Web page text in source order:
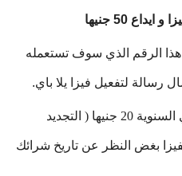
رسالة لتفعيل فيزا يلا باي.
مصاريف تجديد فيزا يلا باي السنوية 20 جنيها ( التجديد
بغض النظر عن تاريخ شرائك